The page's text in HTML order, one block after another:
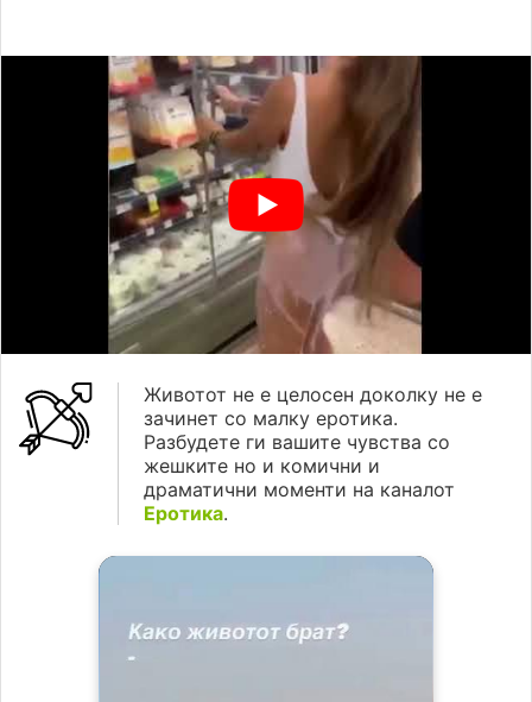
Животот не е целосен доколку не е
зачинет со малку еротика.
Разбудете ги вашите чувства со
жешките но и комични и
драматични моменти на каналот
Еротика.